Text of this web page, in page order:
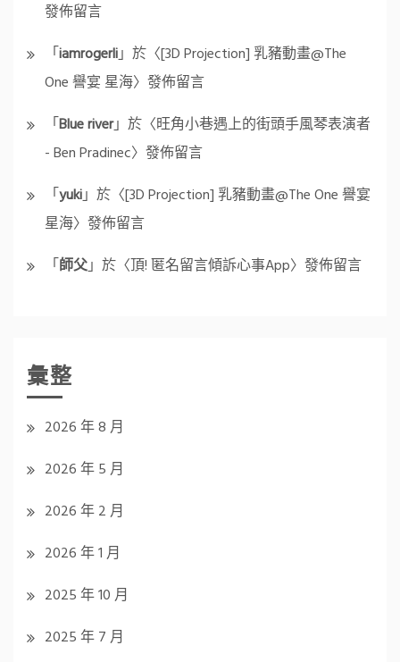
發佈留言
「iamrogerli」於〈[3D Projection] 乳豬動畫@The
One 譽宴 星海〉發佈留言
「Blue river」於〈旺角小巷遇上的街頭手風琴表演者
- Ben Pradinec〉發佈留言
「yuki」於〈[3D Projection] 乳豬動畫@The One 譽宴
星海〉發佈留言
「師父」於〈頂! 匿名留言傾訴心事App〉發佈留言
彙整
2026 年 8 月
2026 年 5 月
2026 年 2 月
2026 年 1 月
2025 年 10 月
2025 年 7 月